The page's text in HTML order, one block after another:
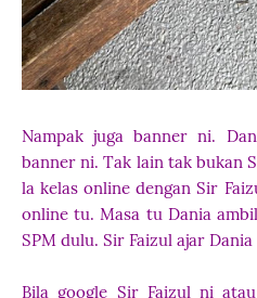
Nampak juga banner ni.
banner ni. Tak lain tak bukan
la kelas online dengan Sir
online tu. Masa tu Dania
SPM dulu. Sir Faizul ajar Dania
Bila google Sir Faizul ni